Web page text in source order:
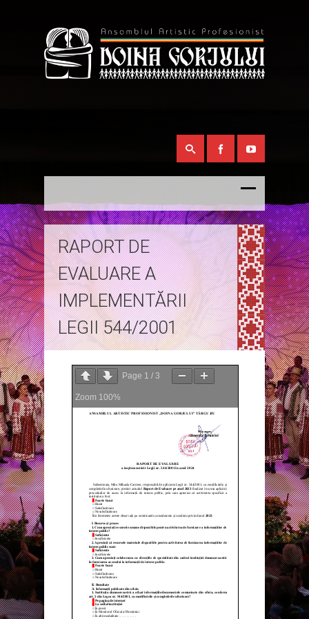
RAPORT DE
EVALUARE A
IMPLEMENTĂRII
LEGII 544/2001
Page 1 / 3
Zoom 100%